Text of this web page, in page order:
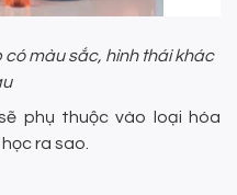
màu sắc, hình thái khác
phụ thuộc vào loại hóa
ra sao.